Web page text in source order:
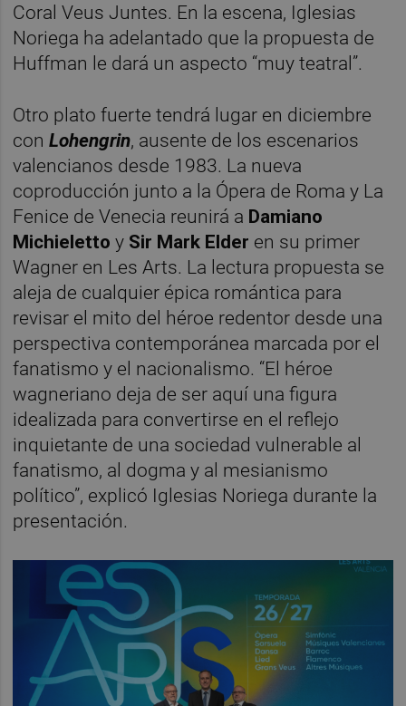
Coral Veus Juntes. En la escena, Iglesias
Noriega ha adelantado que la propuesta de
Huffman le dará un aspecto “muy teatral”.
Otro plato fuerte tendrá lugar en diciembre
conLohengrin, ausente de los escenarios
valencianos desde 1983. La nueva
coproducción junto a la Ópera de Roma y La
Fenice de Venecia reunirá a Damiano
Michieletto y Sir Mark Elder en su primer
Wagner en Les Arts. La lectura propuesta se
aleja de cualquier épica romántica para
revisar el mito del héroe redentor desde una
perspectiva contemporánea marcada por el
fanatismo y el nacionalismo. “El héroe
wagneriano deja de ser aquí una figura
idealizada para convertirse en el reflejo
inquietante de una sociedad vulnerable al
fanatismo, al dogma y al mesianismo
político”, explicó Iglesias Noriega durante la
presentación.